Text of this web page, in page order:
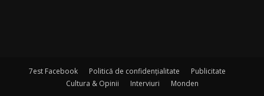
7est Facebook Politică de confidențialitate
Publicitate
Cultura & Opinii
Interviuri Monden